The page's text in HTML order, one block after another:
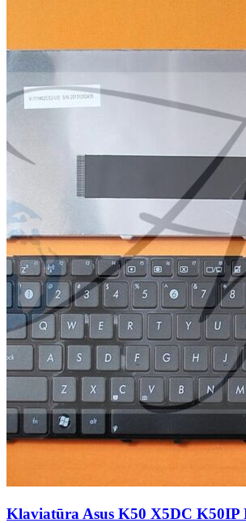
Klaviatūra Asus K50 X5DC K50IP